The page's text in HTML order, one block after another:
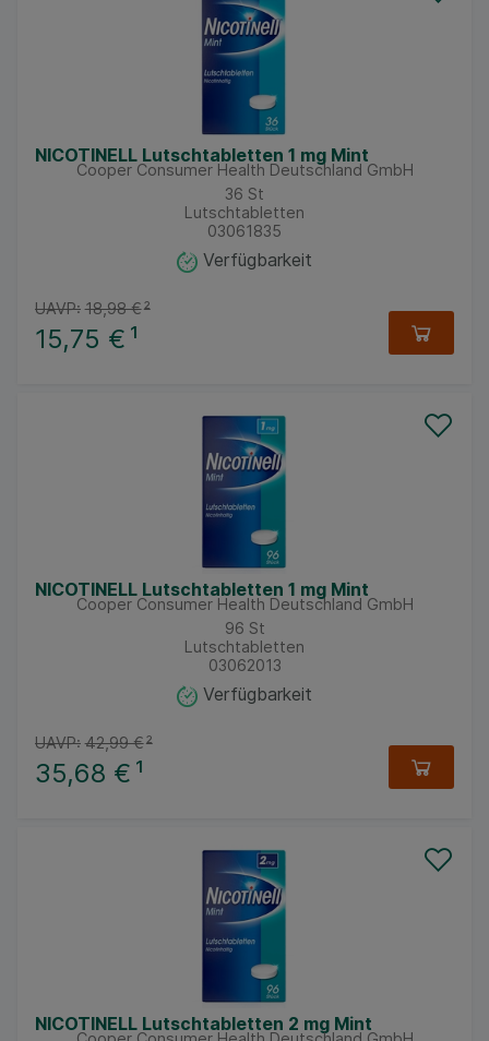
NICOTINELL Lutschtabletten 1 mg Mint
Cooper Consumer Health Deutschland GmbH
36 St
Lutschtabletten
03061835
Verfügbarkeit
15,75 € ¹
UAVP: 18,98 €²
NICOTINELL Lutschtabletten 1 mg Mint
Cooper Consumer Health Deutschland GmbH
96 St
Lutschtabletten
03062013
Verfügbarkeit
35,68 € ¹
UAVP: 42,99 €²
NICOTINELL Lutschtabletten 2 mg Mint